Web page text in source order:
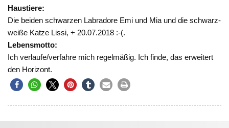
Haustiere:
Die beiden schwarzen Labradore Emi und Mia und die schwarz-
weiße Katze Lissi, + 20.07.2018 :-(.
Lebensmotto:
Ich verlaufe/verfahre mich regelmäßig. Ich finde, das erweitert
den Horizont.